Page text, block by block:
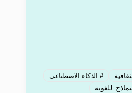
# الذكاء الاصطناعي
اللغوية